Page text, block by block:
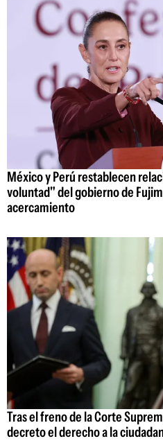
México y Perú restablecen
voluntad" del gobierno de
acercamiento
Tras el freno de la Corte
decreto el derecho a la